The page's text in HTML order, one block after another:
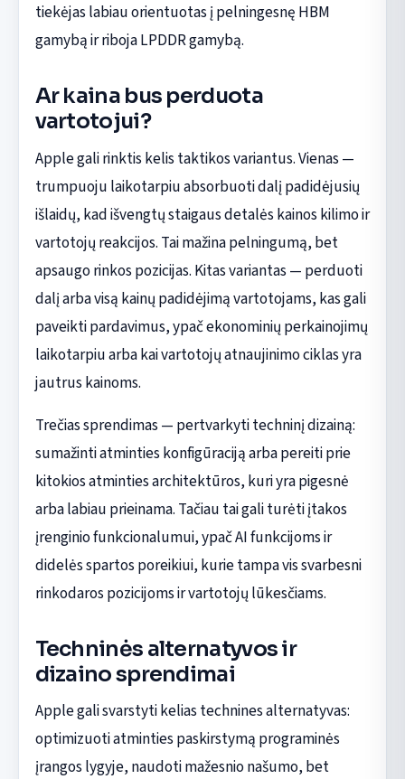
tiekėjas labiau orientuotas į pelningesnę HBM
gamybą ir riboja LPDDR gamybą.
Ar kaina bus perduota
vartotojui?
Apple gali rinktis kelis taktikos variantus. Vienas —
trumpuoju laikotarpiu absorbuoti dalį padidėjusių
išlaidų, kad išvengtų staigaus detalės kainos kilimo ir
vartotojų reakcijos. Tai mažina pelningumą, bet
apsaugo rinkos pozicijas. Kitas variantas — perduoti
dalį arba visą kainų padidėjimą vartotojams, kas gali
paveikti pardavimus, ypač ekonominių perkainojimų
laikotarpiu arba kai vartotojų atnaujinimo ciklas yra
jautrus kainoms.
Trečias sprendimas — pertvarkyti techninį dizainą:
sumažinti atminties konfigūraciją arba pereiti prie
kitokios atminties architektūros, kuri yra pigesnė
arba labiau prieinama. Tačiau tai gali turėti įtakos
įrenginio funkcionalumui, ypač AI funkcijoms ir
didelės spartos poreikiui, kurie tampa vis svarbesni
rinkodaros pozicijoms ir vartotojų lūkesčiams.
Techninės alternatyvos ir
dizaino sprendimai
Apple gali svarstyti kelias technines alternatyvas:
optimizuoti atminties paskirstymą programinės
įrangos lygyje, naudoti mažesnio našumo, bet